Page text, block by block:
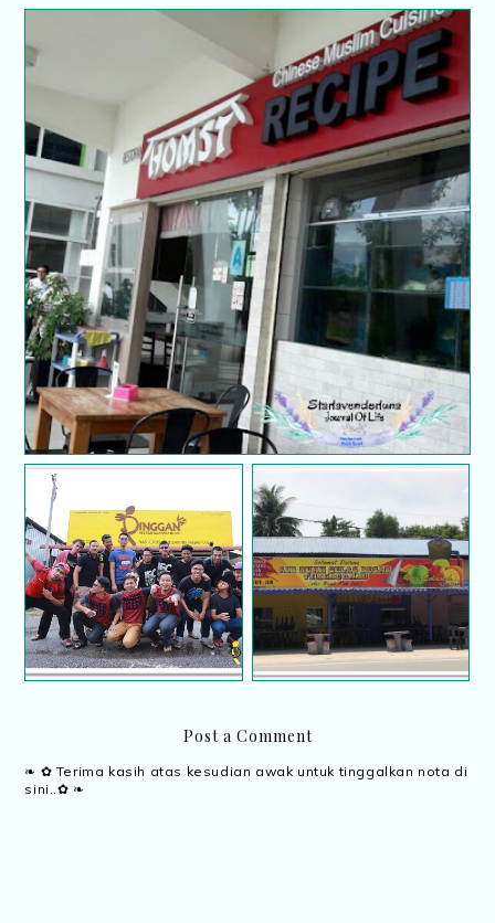
Review : Homst Recipe Ayer 8, Putrajaya
Review Restoran
Pinggan² Nasi Kukus,
Gong Badak
Air buah gelas besar
Pak San di Seberang
Takir, Kuala
Terengganu
Post a Comment
❧ ✿ Terima kasih atas kesudian awak untuk tinggalkan nota di
sini..✿ ❧